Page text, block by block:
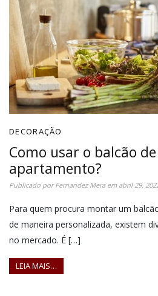
DECORAÇÃO
Como usar o balcão
apartamento?
Publicado porFernandez Meraem abril 29,
Para quem procura montar um
de maneira personalizada, existem
no mercado. É […]
LEIA MAIS…